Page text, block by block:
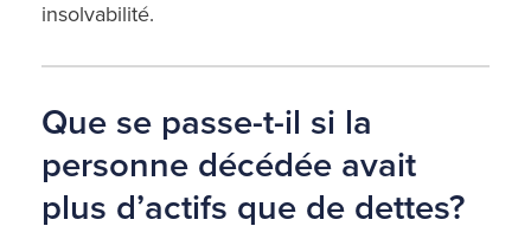
insolvabilité.
Que se passe-t-il si la
personne décédée avait
plus d’actifs que de dettes?